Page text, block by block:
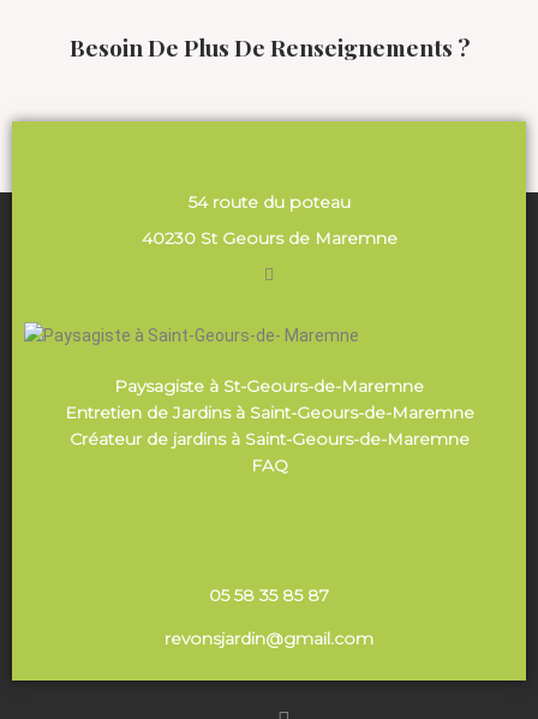
Besoin De Plus De Renseignements ?
54 route du poteau
40230 St Geours de Maremne
Paysagiste à St-Geours-de-Maremne
Entretien de Jardins à Saint-Geours-de-Maremne
Créateur de jardins à Saint-Geours-de-Maremne
FAQ
05 58 35 85 87
revonsjardin@gmail.com